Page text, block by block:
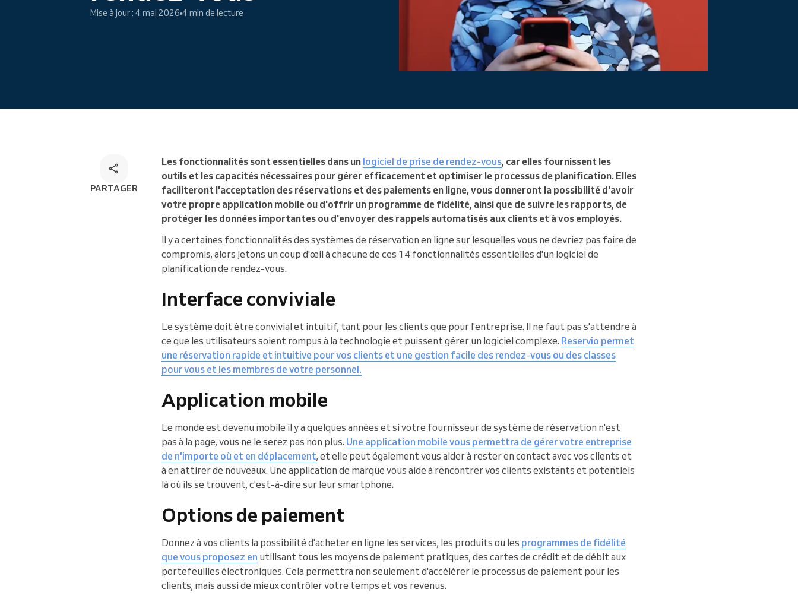
Mise à jour : 4 mai 2026 4 min de lecture
PARTAGER
Les fonctionnalités sont essentielles dans un logiciel de prise de rendez-vous, car elles fournissent les
outils et les capacités nécessaires pour gérer efficacement et optimiser le processus de planification. Elles
faciliteront l'acceptation des réservations et des paiements en ligne, vous donneront la possibilité d'avoir
votre propre application mobile ou d'offrir un programme de fidélité, ainsi que de suivre les rapports, de
protéger les données importantes ou d'envoyer des rappels automatisés aux clients et à vos employés.
Il y a certaines fonctionnalités des systèmes de réservation en ligne sur lesquelles vous ne devriez pas faire de
compromis, alors jetons un coup d'œil à chacune de ces 14 fonctionnalités essentielles d'un logiciel de
planification de rendez-vous.
Interface conviviale
Le système doit être convivial et intuitif, tant pour les clients que pour l'entreprise. Il ne faut pas s'attendre à
ce que les utilisateurs soient rompus à la technologie et puissent gérer un logiciel complexe. Reservio permet
une réservation rapide et intuitive pour vos clients et une gestion facile des rendez-vous ou des classes
pour vous et les membres de votre personnel.
Application mobile
Le monde est devenu mobile il y a quelques années et si votre fournisseur de système de réservation n'est
pas à la page, vous ne le serez pas non plus. Une application mobile vous permettra de gérer votre entreprise
de n'importe où et en déplacement, et elle peut également vous aider à rester en contact avec vos clients et
à en attirer de nouveaux. Une application de marque vous aide à rencontrer vos clients existants et potentiels
là où ils se trouvent, c'est-à-dire sur leur smartphone.
Options de paiement
Donnez à vos clients la possibilité d'acheter en ligne les services, les produits ou les programmes de fidélité
que vous proposez en utilisant tous les moyens de paiement pratiques, des cartes de crédit et de débit aux
portefeuilles électroniques. Cela permettra non seulement d'accélérer le processus de paiement pour les
clients, mais aussi de mieux contrôler votre temps et vos revenus.